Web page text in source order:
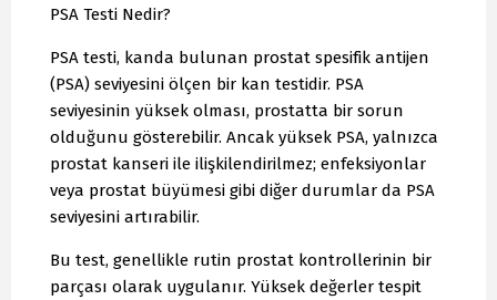
PSA Testi Nedir?
PSA testi, kanda bulunan prostat spesifik antijen
(PSA) seviyesini ölçen bir kan testidir. PSA
seviyesinin yüksek olması, prostatta bir sorun
olduğunu gösterebilir. Ancak yüksek PSA, yalnızca
prostat kanseri ile ilişkilendirilmez; enfeksiyonlar
veya prostat büyümesi gibi diğer durumlar da PSA
seviyesini artırabilir.
Bu test, genellikle rutin prostat kontrollerinin bir
parçası olarak uygulanır. Yüksek değerler tespit